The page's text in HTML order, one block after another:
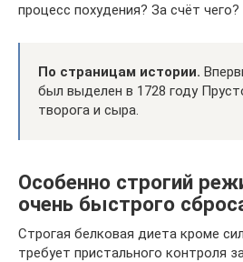
процесс похудения? За счёт чего?
По страницам истории.
был выделен в 1728 году
творога и сыра.
Особенно строгий
очень быстрого
Строгая белковая диета кроме
требует пристального контроля